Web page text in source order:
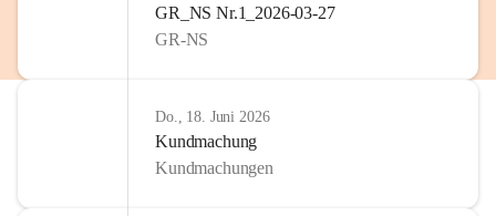
GR_NS Nr.1_2026-03-27
GR-NS
Do., 18. Juni 2026
Kundmachung
Kundmachungen